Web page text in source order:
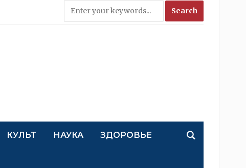
КУЛЬТ НАУКА ЗДОРОВЬЕ